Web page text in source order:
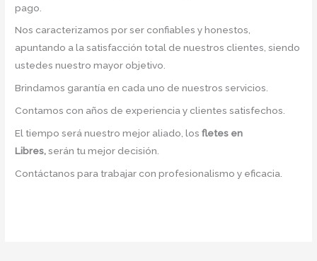
pago.
Nos caracterizamos por ser confiables y honestos,
apuntando a la satisfacción total de nuestros clientes, siendo
ustedes nuestro mayor objetivo.
Brindamos garantía en cada uno de nuestros servicios.
Contamos con años de experiencia y clientes satisfechos.
El tiempo será nuestro mejor aliado, losfletes en
Libres,serán tu mejor decisión.
Contáctanos para trabajar con profesionalismo y eficacia.